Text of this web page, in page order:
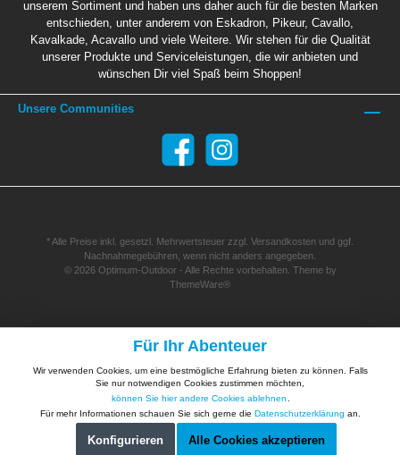
unserem Sortiment und haben uns daher auch für die besten Marken
entschieden, unter anderem von Eskadron, Pikeur, Cavallo,
Kavalkade, Acavallo und viele Weitere. Wir stehen für die Qualität
unserer Produkte und Serviceleistungen, die wir anbieten und
wünschen Dir viel Spaß beim Shoppen!
Unsere Communities
* Alle Preise inkl. gesetzl. Mehrwertsteuer zzgl. Versandkosten und ggf.
Nachnahmegebühren, wenn nicht anders angegeben.
© 2026 Optimum-Outdoor - Alle Rechte vorbehalten. Theme by
ThemeWare®
Für Ihr Abenteuer
Wir verwenden Cookies, um eine bestmögliche Erfahrung bieten zu können. Falls
Sie nur notwendigen Cookies zustimmen möchten,
können Sie hier andere Cookies ablehnen
Für mehr Informationen schauen Sie sich gerne die Datenschutzerklärung an.
Konfigurieren Alle Cookies akzeptieren